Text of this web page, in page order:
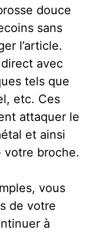
douce
sans
l’article.
avec
tels que
etc. Ces
attaquer le
et ainsi
votre broche.
vous
de votre
à